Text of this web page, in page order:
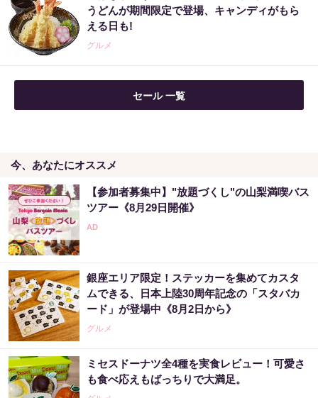
PR（合同会社デジタルファーム ）
「SNSでも話題」60代から宝くじ運が変わる
宝くじ当選で貧乏女性が人生変えた実話
PR（合同会社デジタルファーム ）
ずある前触れ
PR（合同会社デジタルファーム ）
うどんが期間限定で登場、キャンディがもら
える日も!
グルメ
セール 一覧
今、あなたにオススメ
【参加者募集中】"放題づくし"の山梨満喫バス
ツアー《8月29日開催》
銀座エリア限定！ステッカーを集めてカスタ
ムできる、日本上陸30周年記念の「スタバカ
ード」が登場中《8月2日から》
グルメ
ミセスドーナツ全4種を実食レビュー！可愛さ
も食べ応えもばっちりで大満足。